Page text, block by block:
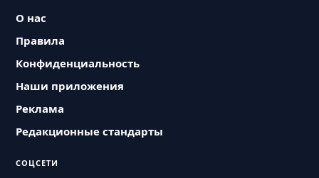
О нас
Правила
Конфиденциальность
Наши приложения
Реклама
Редакционные стандарты
СОЦСЕТИ